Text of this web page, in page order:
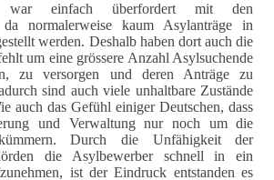
war einfach überfordert mit den
da normalerweise kaum Asylanträge in
werden. Deshalb haben dort auch die
um eine grössere Anzahl Asylsuchende
zu versorgen und deren Anträge zu
sind auch viele unhaltbare Zustände
auch das Gefühl einiger Deutschen, dass
und Verwaltung nur noch um die
Durch die Unfähigkeit der
die Asylbewerber schnell in ein
ist der Eindruck entstanden es